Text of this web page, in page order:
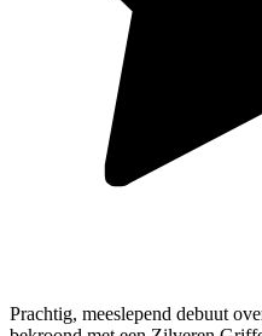
Prachtig, meeslepend debuut